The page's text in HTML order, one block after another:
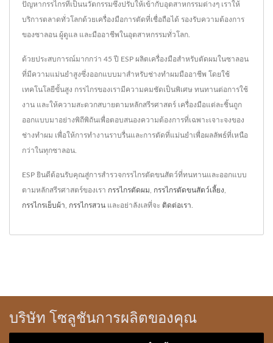
ปัญหากรรไกรที่เป็นนวัตกรรมซึ่งปรับให้เข้ากับอุตสาหกรรมต่างๆ เราให้
บริการตลาดทั่วโลกด้วยเครื่องมือการตัดที่เชื่อถือได้ รองรับความต้องการ
ของซาลอน ผู้ดูแล และมืออาชีพในอุตสาหกรรมทั่วโลก.
ด้วยประสบการณ์มากกว่า 45 ปี ESP ผลิตเครื่องมือสำหรับตัดผมในซาลอน
ที่มีความแม่นยำสูงซึ่งออกแบบมาสำหรับช่างทำผมมืออาชีพ โดยใช้
เทคโนโลยีขั้นสูง กรรไกรของเรามีความคมชัดเป็นพิเศษ ทนทานต่อการใช้
งาน และให้ความสะดวกสบายตามหลักสรีรศาสตร์ เครื่องมือแต่ละชิ้นถูก
ออกแบบมาอย่างพิถีพิถันเพื่อตอบสนองความต้องการที่เฉพาะเจาะจงของ
ช่างทำผม เพื่อให้การทำงานราบรื่นและการตัดที่แม่นยำเพื่อผลลัพธ์ที่เหนือ
กว่าในทุกซาลอน.
ESP ยินดีต้อนรับคุณสู่การสำรวจกรรไกรตัดขนสัตว์ที่ทนทานและออกแบบ
ตามหลักสรีรศาสตร์ของเรา กรรไกรตัดผม กรรไกรตัดขนสัตว์เลี้ยง
กรรไกรเย็บผ้า กรรไกรสวน และอย่าลังเลที่จะ ติดต่อเรา
บริษัท โซลูชันการผลิตของคุณ